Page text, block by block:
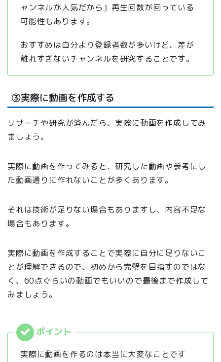
ャンネルが人気だから』再生回数が回っている
可能性もあります。
おすすめは自分より登録者数が多いけど、差が
離れすぎないチャンネルを研究することです。
③実際に動画を作成する
リサーチや研究が済んだら、実際に動画を作成してみ
ましょう。
実際に動画を作ってみると、研究した動画や参考にし
た動画通りに作れないことが多くあります。
それは技術が足りない場合もありますし、内容不足な
場合もあります。
実際に動画を作成することで実際に自分に足りないこ
とが理解できるので、初めから完璧を目指すのではな
く、60点ぐらいの動画でもいいので最後まで作成して
みましょう。
実際に動画を作るのは本当に大変なことです